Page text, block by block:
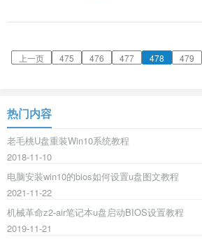
上一页 475 476 477 478 479
热门内容
老毛桃U盘重装Win10系统教程
2018-11-10
电脑安装win10的bios如何设置u盘图文教程
2021-11-22
机械革命z2-air笔记本u盘启动BIOS设置教程
2019-11-21